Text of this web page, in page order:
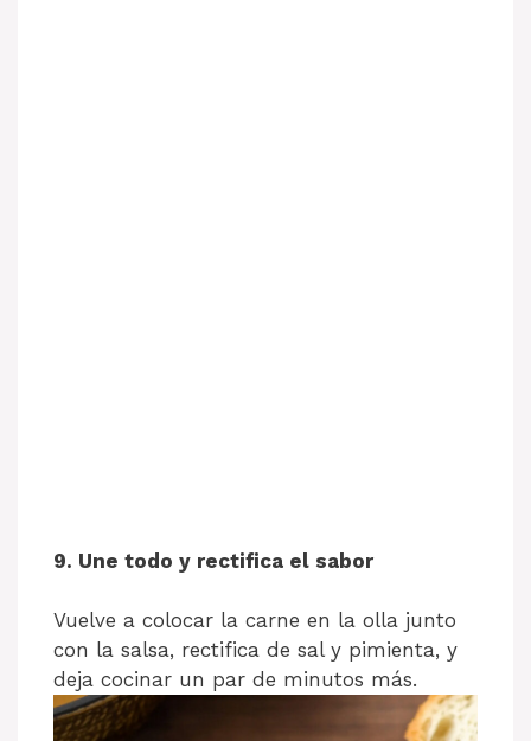
9. Une todo y rectifica el sabor
Vuelve a colocar la carne en la olla junto
con la salsa, rectifica de sal y pimienta, y
deja cocinar un par de minutos más.